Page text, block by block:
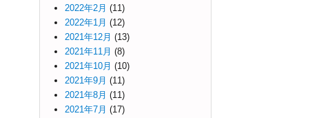
2022年2月 (11)
2022年1月 (12)
2021年12月 (13)
2021年11月 (8)
2021年10月 (10)
2021年9月 (11)
2021年8月 (11)
2021年7月 (17)